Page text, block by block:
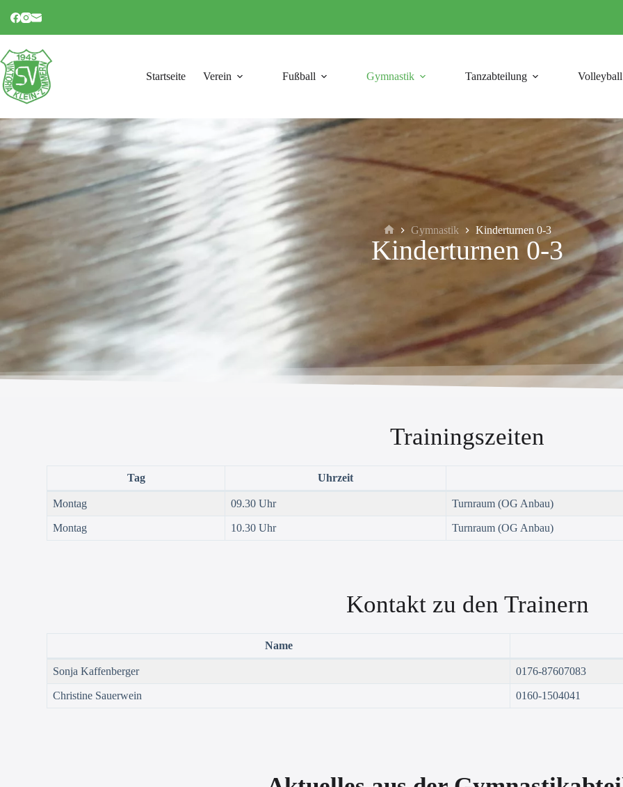
Startseite Verein Fußball Gymnastik Tanzabteilung Volleyball
Gymnastik Kinderturnen 0-3
Kinderturnen 0-3
Trainingszeiten
Tag Uhrzeit
Montag 09.30 Uhr Turnraum (OG Anbau)
Montag 10.30 Uhr Turnraum (OG Anbau)
Kontakt zu den Trainern
Name
Sonja Kaffenberger 0176-87607083
Christine Sauerwein 0160-1504041